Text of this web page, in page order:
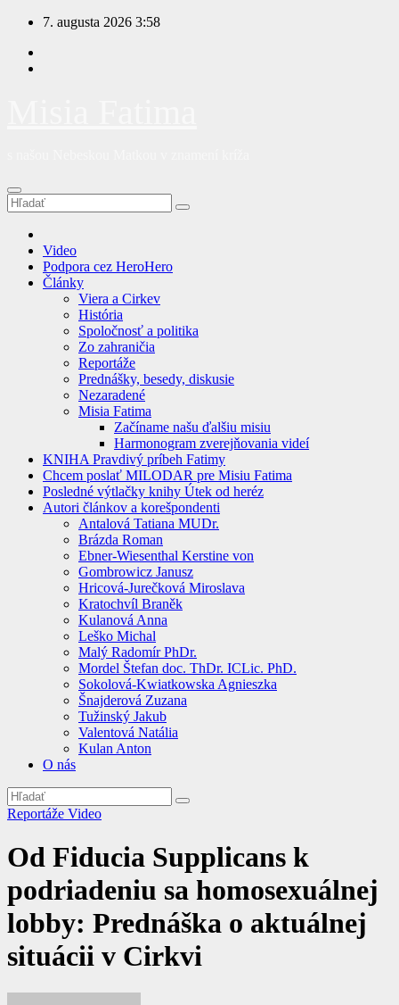
Prejsť
obsah
7. augusta 2026 3:58
Video
Podpora cez HeroHero
Články
Viera a Cirkev
História
Spoločnosť a politika
Zo zahraničia
Reportáže
Prednášky, besedy, diskusie
Nezaradené
Misia Fatima
Začíname našu ďalšiu misiu
Harmonogram zverejňovania videí
KNIHA Pravdivý príbeh Fatimy
Chcem poslať MILODAR pre Misiu Fatima
Posledné výtlačky knihy Útek od heréz
Autori článkov a korešpondenti
Antalová Tatiana MUDr.
Brázda Roman
Ebner-Wiesenthal Kerstine von
Gombrowicz Janusz
Hricová-Jurečková Miroslava
Kratochvíl Braněk
Kulanová Anna
Leško Michal
Malý Radomír PhDr.
Mordel Štefan doc. ThDr. ICLic. PhD.
Sokolová-Kwiatkowska Agnieszka
Šnajderová Zuzana
Tužinský Jakub
Valentová Natália
Kulan Anton
O nás
Reportáže Video
Od Fiducia Supplicans k
podriadeniu sa homosexuálnej
lobby: Prednáška o aktuálnej
situácii v Cirkvi